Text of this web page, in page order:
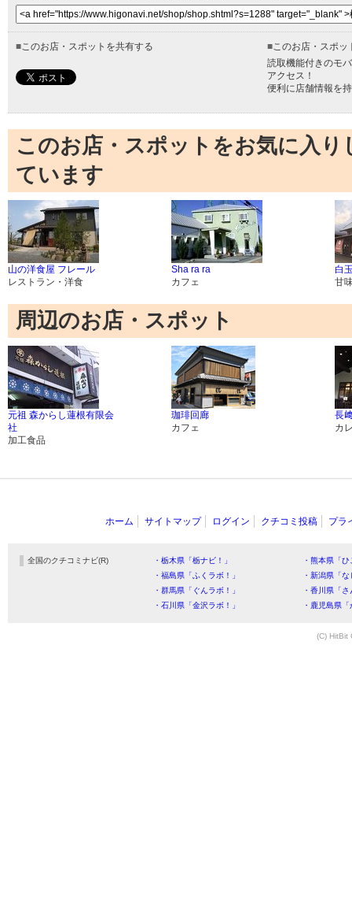
■このお店・スポットを共有する ■このお店・スポッ
読取機能付きのモ
アクセス！
便利に店舗情報を
このお店・スポットをお気に入
ています
山の洋食屋 フレール
レストラン・洋食
Sha ra ra
カフェ
白
甘
周辺のお店・スポット
元祖 森からし蓮根有限会
社
加工食品
珈琲回廊
カフェ
長
カ
ホーム サイトマップ ログイン クチコミ投稿 プラ
全国のクチコミナビ(R) ・栃木県「栃ナビ！」
・熊本県「
・福島県「ふくラボ！」
・新潟県「
・群馬県「ぐんラボ！」
・香川県「
・石川県「金沢ラボ！」
・鹿児島県
(C) HitBit